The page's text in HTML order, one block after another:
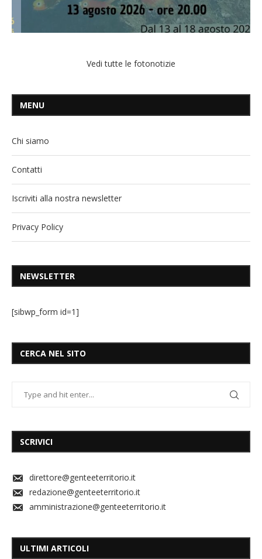
Vedi tutte le fotonotizie
MENU
Chi siamo
Contatti
Iscriviti alla nostra newsletter
Privacy Policy
NEWSLETTER
[sibwp_form id=1]
CERCA NEL SITO
SCRIVICI
direttore@genteeterritorio.it
redazione@genteeterritorio.it
amministrazione@genteeterritorio.it
ULTIMI ARTICOLI